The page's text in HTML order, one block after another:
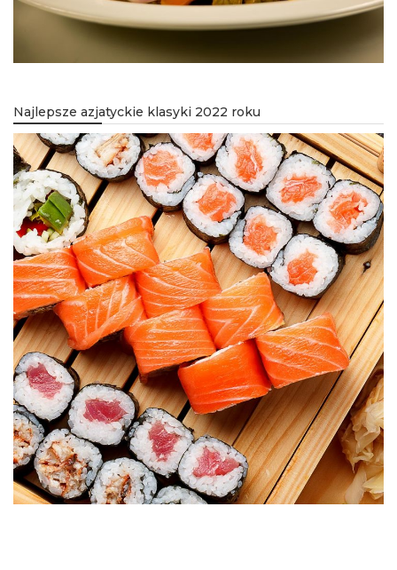
Najlepsze azjatyckie klasyki 2022 roku